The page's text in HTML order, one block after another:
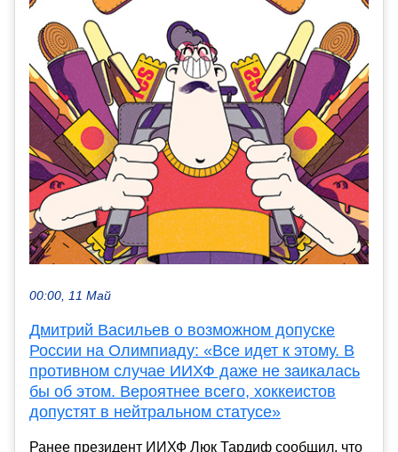
00:00, 11 Май
Дмитрий Васильев о возможном допуске
России на Олимпиаду: «Все идет к этому. В
противном случае ИИХФ даже не заикалась
бы об этом. Вероятнее всего, хоккеистов
допустят в нейтральном статусе»
Ранее президент ИИХФ Люк Тардиф сообщил, что